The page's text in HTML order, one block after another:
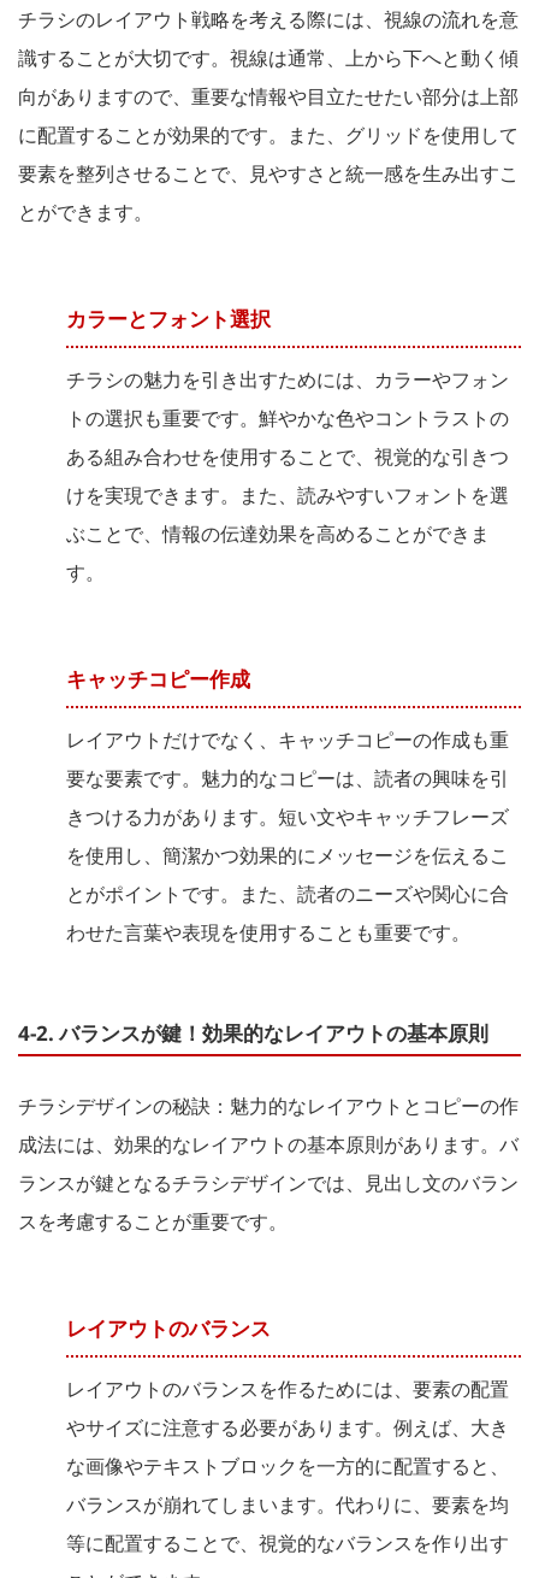
チラシのレイアウト戦略を考える際には、視線の流れを意
識することが大切です。視線は通常、上から下へと動く傾
向がありますので、重要な情報や目立たせたい部分は上部
に配置することが効果的です。また、グリッドを使用して
要素を整列させることで、見やすさと統一感を生み出すこ
とができます。
カラーとフォント選択
チラシの魅力を引き出すためには、カラーやフォン
トの選択も重要です。鮮やかな色やコントラストの
ある組み合わせを使用することで、視覚的な引きつ
けを実現できます。また、読みやすいフォントを選
ぶことで、情報の伝達効果を高めることができま
す。
キャッチコピー作成
レイアウトだけでなく、キャッチコピーの作成も重
要な要素です。魅力的なコピーは、読者の興味を引
きつける力があります。短い文やキャッチフレーズ
を使用し、簡潔かつ効果的にメッセージを伝えるこ
とがポイントです。また、読者のニーズや関心に合
わせた言葉や表現を使用することも重要です。
4-2. バランスが鍵！効果的なレイアウトの基本原則
チラシデザインの秘訣：魅力的なレイアウトとコピーの作
成法には、効果的なレイアウトの基本原則があります。バ
ランスが鍵となるチラシデザインでは、見出し文のバラン
スを考慮することが重要です。
レイアウトのバランス
レイアウトのバランスを作るためには、要素の配置
やサイズに注意する必要があります。例えば、大き
な画像やテキストブロックを一方的に配置すると、
バランスが崩れてしまいます。代わりに、要素を均
等に配置することで、視覚的なバランスを作り出す